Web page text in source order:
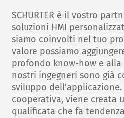
SCHURTER è il vostro
soluzioni HMI
siamo coinvolti nel tuo
valore possiamo
profondo know-how e alla
nostri ingegneri sono già
sviluppo
cooperativa, viene creata
qualificata che fa